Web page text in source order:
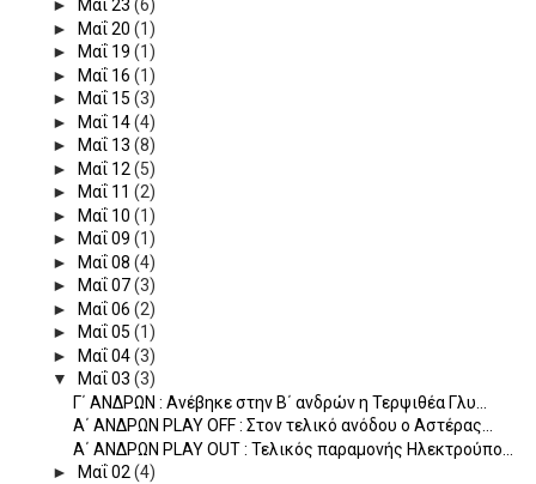
►
Μαΐ 23 (6)
►
Μαΐ 20 (1)
►
Μαΐ 19 (1)
►
Μαΐ 16 (1)
►
Μαΐ 15 (3)
►
Μαΐ 14(4)
►
Μαΐ 13 (8)
►
Μαΐ 12 (5)
►
Μαΐ 11 (2)
►
Μαΐ 10 (1)
►
Μαΐ 09 (1)
►
Μαΐ 08 (4)
►
Μαΐ 07(3)
►
Μαΐ 06 (2)
►
Μαΐ 05 (1)
►
Μαΐ 04(3)
▼
Μαΐ 03 (3)
Γ΄ ΑΝΔΡΩΝ : Ανέβηκε στην Β΄ ανδρών η Τερψιθέα Γλυ...
Α΄ ΑΝΔΡΩΝ PLAY OFF : Στον τελικό ανόδου ο Αστέρας...
Α΄ ΑΝΔΡΩΝ PLAY OUT : Τελικός παραμονής Ηλεκτρούπο...
►
Μαΐ 02(4)